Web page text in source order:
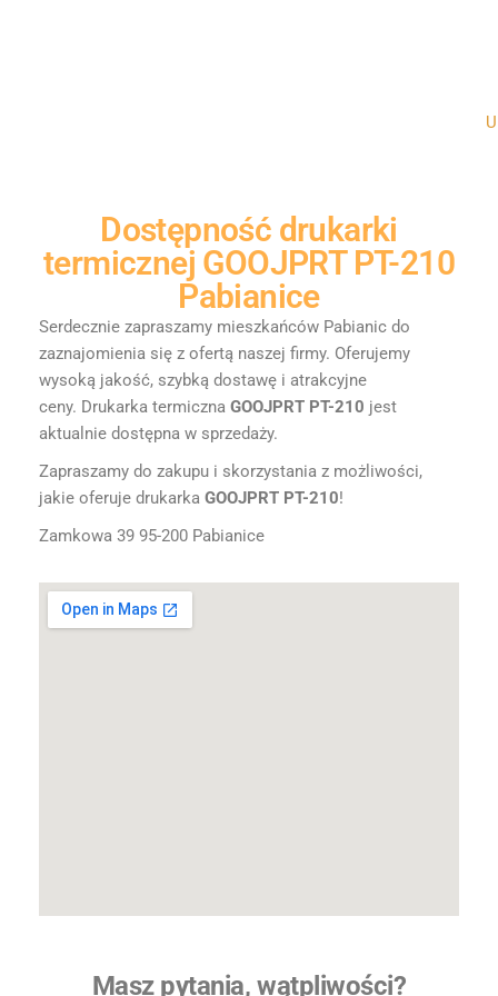
Dostępność drukarki
termicznej GOOJPRT PT-210
Pabianice
Serdecznie zapraszamy mieszkańców Pabianic do
zaznajomienia się z ofertą naszej firmy. Oferujemy
wysoką jakość, szybką dostawę i atrakcyjne
ceny. Drukarka termiczna GOOJPRT PT-210 jest
aktualnie dostępna w sprzedaży.
Zapraszamy do zakupu i skorzystania z możliwości,
jakie oferuje drukarka GOOJPRT PT-210!
Zamkowa 39 95-200 Pabianice
Masz pytania, wątpliwości?